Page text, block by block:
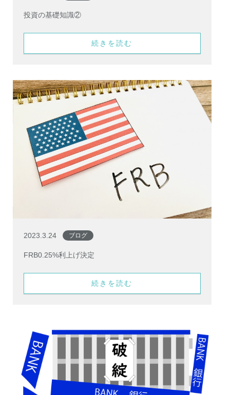
投資の基礎知識②
続きを読む
2023.3.24 ブログ
FRB0.25%利上げ決定
続きを読む